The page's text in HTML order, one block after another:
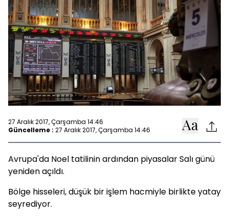
27 Aralık 2017, Çarşamba 14:46
Güncelleme : 27 Aralık 2017, Çarşamba 14:46
Avrupa'da Noel tatilinin ardından piyasalar Salı günü
yeniden açıldı.
Bölge hisseleri, düşük bir işlem hacmiyle birlikte yatay
seyrediyor.